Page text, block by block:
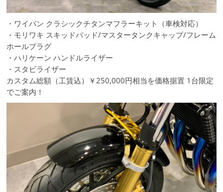
・ワイバン クラシックチタンマフラーキット（車検対応）
・モリワキ スキッドパッド/マスタータンクキャップ/フレーム
ホールプラグ
・ハリケーン ハンドルライザー
・スタビライザー
カスタム総額（工賃込）￥250,000円相当を価格据置 1台限定
でご案内！